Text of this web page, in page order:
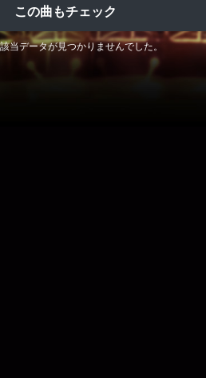
この曲もチェック
該当データが見つかりませんでした。